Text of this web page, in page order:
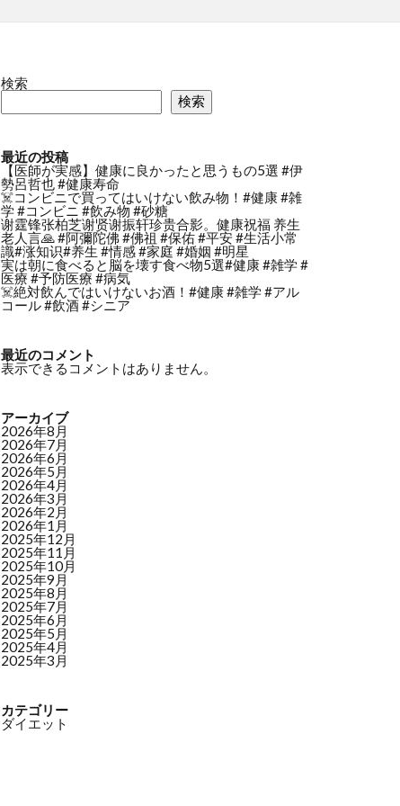
検索
検索
最近の投稿
【医師が実感】健康に良かったと思うもの5選 #伊
勢呂哲也 #健康寿命
☠️コンビニで買ってはいけない飲み物！#健康 #雑
学 #コンビニ #飲み物 #砂糖
谢霆锋张柏芝谢贤谢振轩珍贵合影。健康祝福 养生
老人言🙏 #阿彌陀佛 #佛祖 #保佑 #平安 #生活小常
識#涨知识#养生 #情感 #家庭 #婚姻 #明星
実は朝に食べると脳を壊す食べ物5選#健康 #雑学 #
医療 #予防医療 #病気
☠️絶対飲んではいけないお酒！#健康 #雑学 #アル
コール #飲酒 #シニア
最近のコメント
表示できるコメントはありません。
アーカイブ
2026年8月
2026年7月
2026年6月
2026年5月
2026年4月
2026年3月
2026年2月
2026年1月
2025年12月
2025年11月
2025年10月
2025年9月
2025年8月
2025年7月
2025年6月
2025年5月
2025年4月
2025年3月
カテゴリー
ダイエット